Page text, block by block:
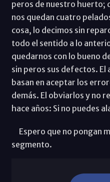
peros de nuestro huerto;
nos quedan cuatro
cosa, lo decimos sin
todo el sentido a lo
quedarnos con lo bueno
sin peros sus defectos. El
basan en aceptar los
demás. El obviarlos y no
hace años: Si no puedes
Espero que no pongan
segmento.